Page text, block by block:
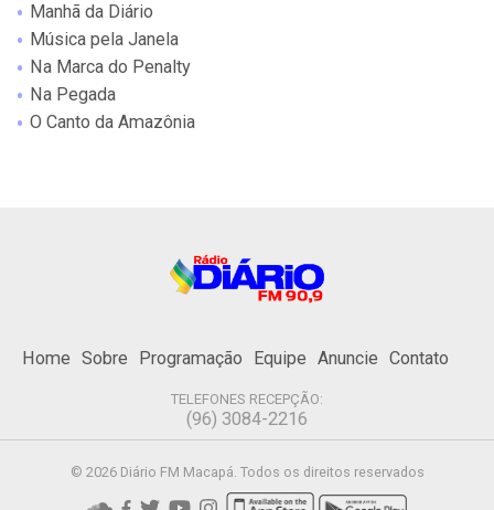
Manhã da Diário
Música pela Janela
Na Marca do Penalty
Na Pegada
O Canto da Amazônia
Home Sobre Programação Equipe Anuncie Contato
TELEFONES RECEPÇÃO:
(96) 3084-2216
© 2026 Diário FM Macapá. Todos os direitos reservados